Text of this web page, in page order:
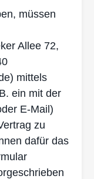
müssen
Allee 72,
) mittels
ein mit der
E-Mail)
zu
dafür das